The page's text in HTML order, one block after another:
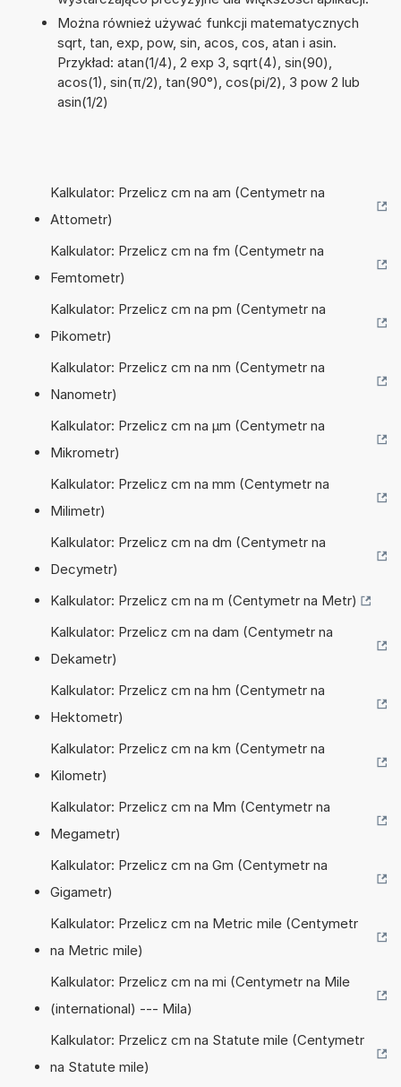
Można również używać funkcji matematycznych
sqrt, tan, exp, pow, sin, acos, cos, atan i asin.
Przykład: atan(1/4), 2 exp 3, sqrt(4), sin(90),
acos(1), sin(π/2), tan(90°), cos(pi/2), 3 pow 2 lub
asin(1/2)
Kalkulator: Przelicz cm na am (Centymetr na
Attometr)
Kalkulator: Przelicz cm na fm (Centymetr na
Femtometr)
Kalkulator: Przelicz cm na pm (Centymetr na
Pikometr)
Kalkulator: Przelicz cm na nm (Centymetr na
Nanometr)
Kalkulator: Przelicz cm na µm (Centymetr na
Mikrometr)
Kalkulator: Przelicz cm na mm (Centymetr na
Milimetr)
Kalkulator: Przelicz cm na dm (Centymetr na
Decymetr)
Kalkulator: Przelicz cm na m (Centymetr na Metr)
Kalkulator: Przelicz cm na dam (Centymetr na
Dekametr)
Kalkulator: Przelicz cm na hm (Centymetr na
Hektometr)
Kalkulator: Przelicz cm na km (Centymetr na
Kilometr)
Kalkulator: Przelicz cm na Mm (Centymetr na
Megametr)
Kalkulator: Przelicz cm na Gm (Centymetr na
Gigametr)
Kalkulator: Przelicz cm na Metric mile (Centymetr
na Metric mile)
Kalkulator: Przelicz cm na mi (Centymetr na Mile
(international) --- Mila)
Kalkulator: Przelicz cm na Statute mile (Centymetr
na Statute mile)